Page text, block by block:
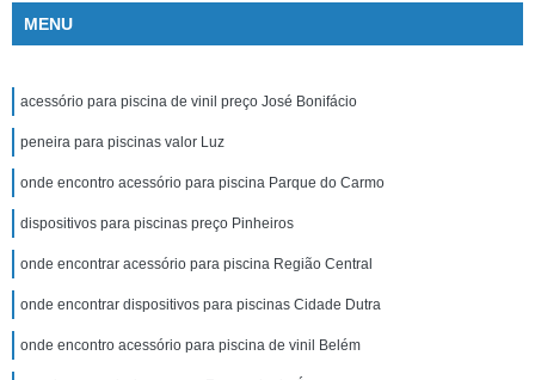
MENU
acessório para piscina de vinil preço José Bonifácio
peneira para piscinas valor Luz
onde encontro acessório para piscina Parque do Carmo
dispositivos para piscinas preço Pinheiros
onde encontrar acessório para piscina Região Central
onde encontrar dispositivos para piscinas Cidade Dutra
onde encontro acessório para piscina de vinil Belém